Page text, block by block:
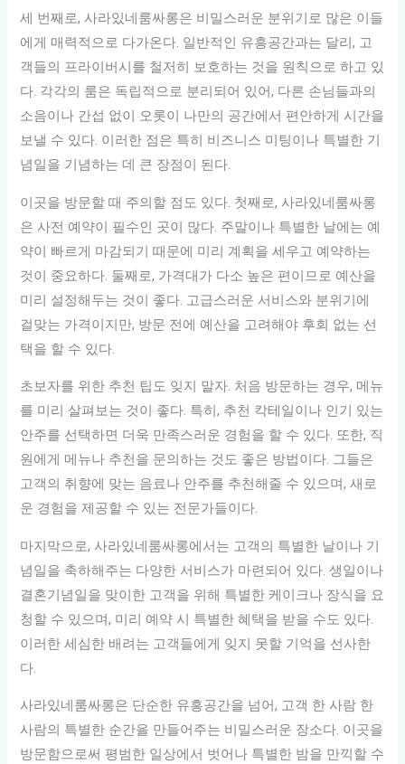
세 번째로, 사라있네룸싸롱은 비밀스러운 분위기로 많은 이들
에게 매력적으로 다가온다. 일반적인 유흥공간과는 달리, 고
객들의 프라이버시를 철저히 보호하는 것을 원칙으로 하고 있
다. 각각의 룸은 독립적으로 분리되어 있어, 다른 손님들과의
소음이나 간섭 없이 오롯이 나만의 공간에서 편안하게 시간을
보낼 수 있다. 이러한 점은 특히 비즈니스 미팅이나 특별한 기
념일을 기념하는 데 큰 장점이 된다.
이곳을 방문할 때 주의할 점도 있다. 첫째로, 사라있네룸싸롱
은 사전 예약이 필수인 곳이 많다. 주말이나 특별한 날에는 예
약이 빠르게 마감되기 때문에 미리 계획을 세우고 예약하는
것이 중요하다. 둘째로, 가격대가 다소 높은 편이므로 예산을
미리 설정해두는 것이 좋다. 고급스러운 서비스와 분위기에
걸맞는 가격이지만, 방문 전에 예산을 고려해야 후회 없는 선
택을 할 수 있다.
초보자를 위한 추천 팁도 잊지 말자. 처음 방문하는 경우, 메뉴
를 미리 살펴보는 것이 좋다. 특히, 추천 칵테일이나 인기 있는
안주를 선택하면 더욱 만족스러운 경험을 할 수 있다. 또한, 직
원에게 메뉴나 추천을 문의하는 것도 좋은 방법이다. 그들은
고객의 취향에 맞는 음료나 안주를 추천해줄 수 있으며, 새로
운 경험을 제공할 수 있는 전문가들이다.
마지막으로, 사라있네룸싸롱에서는 고객의 특별한 날이나 기
념일을 축하해주는 다양한 서비스가 마련되어 있다. 생일이나
결혼기념일을 맞이한 고객을 위해 특별한 케이크나 장식을 요
청할 수 있으며, 미리 예약 시 특별한 혜택을 받을 수도 있다.
이러한 세심한 배려는 고객들에게 잊지 못할 기억을 선사한
다.
사라있네룸싸롱은 단순한 유흥공간을 넘어, 고객 한 사람 한
사람의 특별한 순간을 만들어주는 비밀스러운 장소다. 이곳을
방문함으로써 평범한 일상에서 벗어나 특별한 밤을 만끽할 수